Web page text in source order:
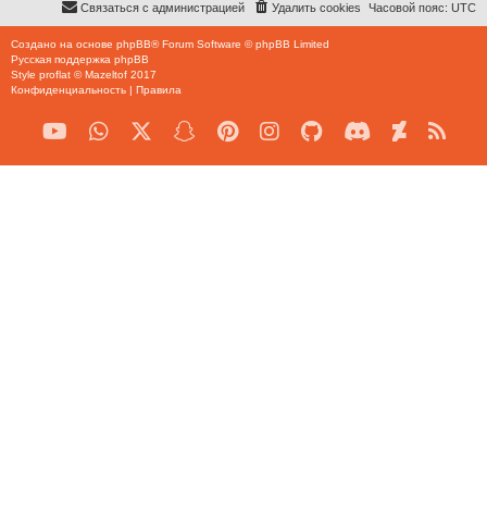
Часовой пояс: UTC
Удалить cookies
Связаться с администрацией
Создано на основе phpBB® Forum Software © phpBB Limited
Русская поддержка phpBB
Style proflat ©Mazeltof 2017
Конфиденциальность | Правила